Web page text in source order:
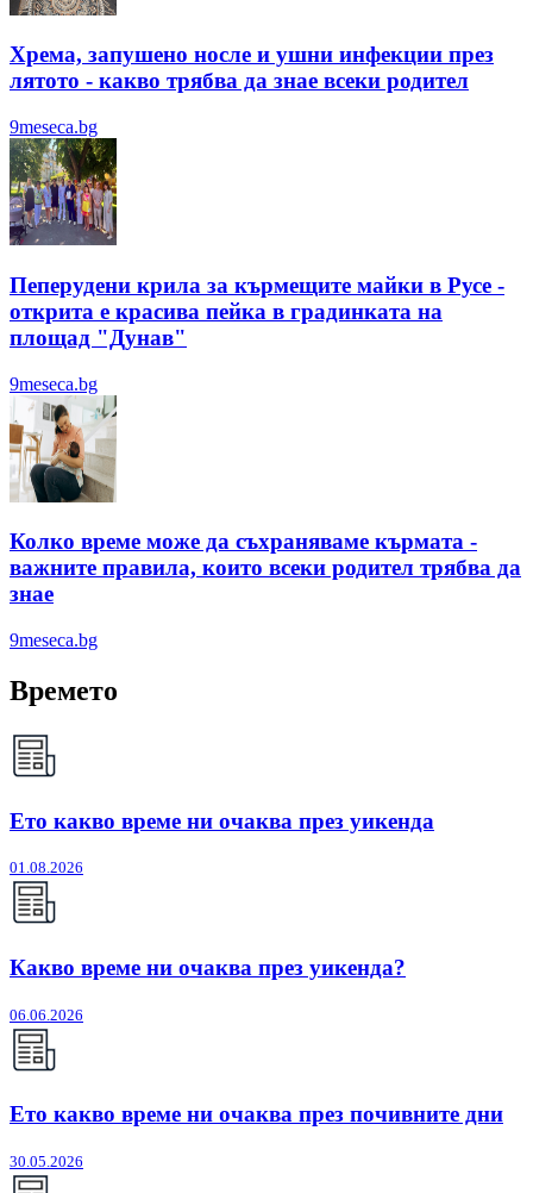
Хрема, запушено носле и ушни инфекции през
лятотo - какво трябва да знае всеки родител
9meseca.bg
Пеперудени крила за кърмещите майки в Русе -
открита е красива пейка в градинката на
площад "Дунав"
9meseca.bg
Колко време може да съхраняваме кърмата -
важните правила, които всеки родител трябва да
знае
9meseca.bg
Времето
Ето какво време ни очаква през уикенда
01.08.2026
Какво време ни очаква през уикенда?
06.06.2026
Ето какво време ни очаква през почивните дни
30.05.2026